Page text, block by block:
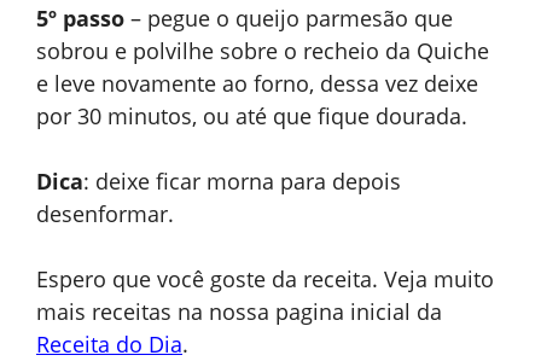
5º passo – pegue o queijo parmesão que
sobrou e polvilhe sobre o recheio da Quiche
e leve novamente ao forno, dessa vez deixe
por 30 minutos, ou até que fique dourada.
Dica: deixe ficar morna para depois
desenformar.
Espero que você goste da receita. Veja muito
mais receitas na nossa pagina inicial da
Receita do Dia.